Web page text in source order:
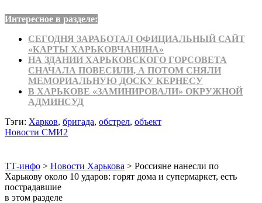
Интересное в разделе:
СЕГОДНЯ ЗАРАБОТАЛ ОФИЦИАЛЬНЫЙ САЙТ
«КАРТЫ ХАРЬКОВЧАНИНА»
НА ЗДАНИИ ХАРЬКОВСКОГО ГОРСОВЕТА
СНАЧАЛА ПОВЕСИЛИ, А ПОТОМ СНЯЛИ
МЕМОРИАЛЬНУЮ ДОСКУ КЕРНЕСУ
В ХАРЬКОВЕ «ЗАМИНИРОВАЛИ» ОКРУЖНОЙ
АДМИНСУД
Тэги: Харков, бригада, обстрел, объект
Новости СМИ2
ТТ-инфо > Новости Харькова > Россияне нанесли по
Харькову около 10 ударов: горят дома и супермаркет, есть
пострадавшие
в этом разделе